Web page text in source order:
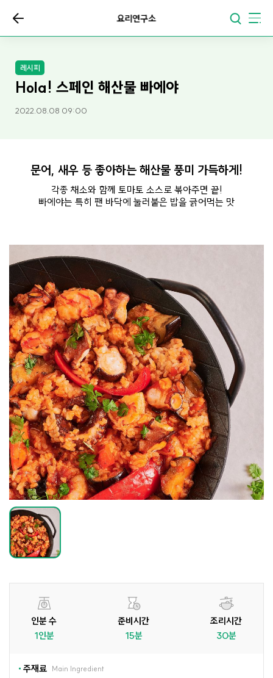
요리연구소
레시피
Hola! 스페인 해산물 빠에야
2022.08.08 09:00
문어, 새우 등 좋아하는 해산물 풍미 가득하게!
각종 채소와 함께 토마토 소스로 볶아주면 끝!
빠에야는 특히 팬 바닥에 눌러붙은 밥을 긁어먹는 맛
인분 수
1인분
준비시간
15분
조리시간
30분
주재료 Main Ingredient